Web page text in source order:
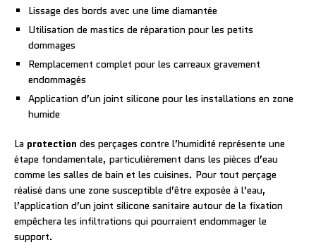
Lissage des bords avec une lime diamantée
Utilisation de mastics de réparation pour les petits
dommages
Remplacement complet pour les carreaux gravement
endommagés
Application d’un joint silicone pour les installations en zone
humide
La protection des perçages contre l’humidité représente une
étape fondamentale, particulièrement dans les pièces d’eau
comme les salles de bain et les cuisines. Pour tout perçage
réalisé dans une zone susceptible d’être exposée à l’eau,
l’application d’un joint silicone sanitaire autour de la fixation
empêchera les infiltrations qui pourraient endommager le
support.